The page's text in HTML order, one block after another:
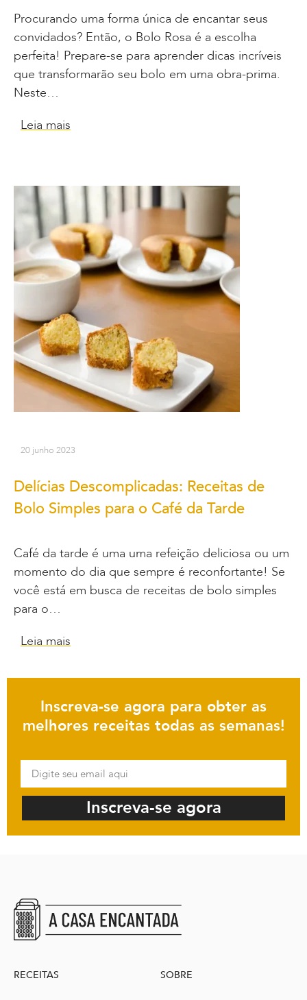
Procurando uma forma única de encantar seus
convidados? Então, o Bolo Rosa é a escolha
perfeita! Prepare-se para aprender dicas incríveis
que transformarão seu bolo em uma obra-prima.
Neste…
Leia mais
20 junho 2023
Delícias Descomplicadas: Receitas de
Bolo Simples para o Café da Tarde
Café da tarde é uma uma refeição deliciosa ou um
momento do dia que sempre é reconfortante! Se
você está em busca de receitas de bolo simples
para o…
Leia mais
Inscreva-se agora para obter as
melhores receitas todas as semanas!
Inscreva-se agora
RECEITAS SOBRE